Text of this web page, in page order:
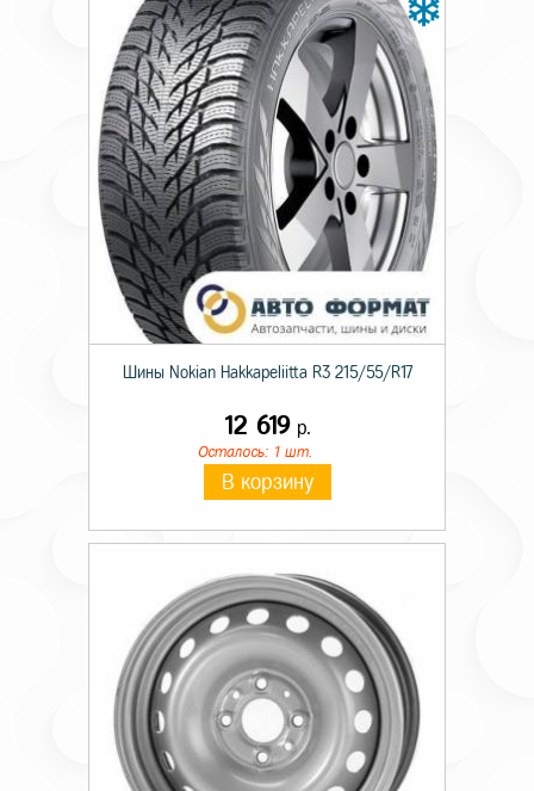
35
Диаметр ступицы 58,5
Цвет Сильвер
Шины Nokian Hakkapeliitta R3 215/55/R17
12 619р.
Осталось: 1 шт.
В корзину